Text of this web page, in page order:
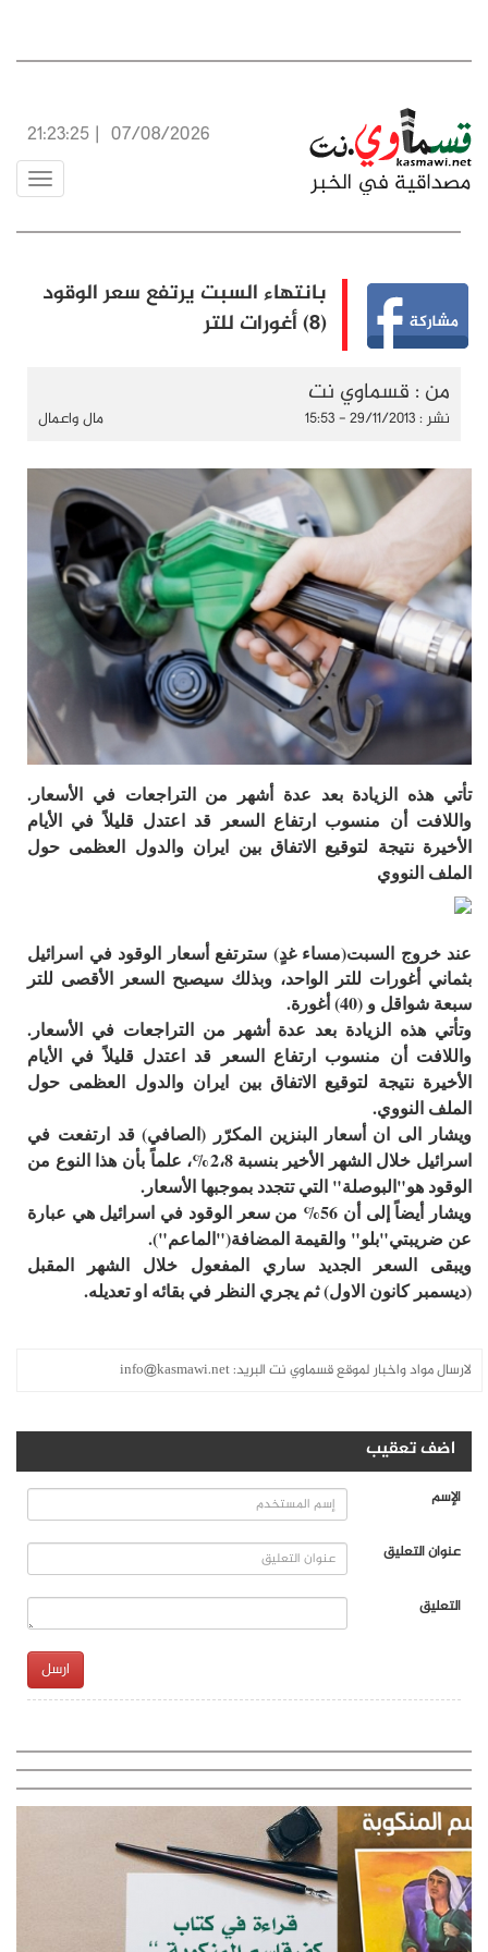
07/08/2026
|
21:23:25
Toggle
بانتهاء السبت يرتفع سعر الوقود
(8) أغورات للتر
من : قسماوي نت
نشر : 29/11/2013 - 15:53 مال واعمال
تأتي هذه الزيادة بعد عدة أشهر من التراجعات في الأسعار.
واللافت أن منسوب ارتفاع السعر قد اعتدل قليلاً في الأيام
الأخيرة نتيجة لتوقيع الاتفاق بين ايران والدول العظمى حول
الملف النووي
عند خروج السبت(مساء غدٍ) سترتفع أسعار الوقود في اسرائيل
بثماني أغورات للتر الواحد، وبذلك سيصبح السعر الأقصى للتر
سبعة شواقل و (40) أغورة.
وتأتي هذه الزيادة بعد عدة أشهر من التراجعات في الأسعار.
واللافت أن منسوب ارتفاع السعر قد اعتدل قليلاً في الأيام
الأخيرة نتيجة لتوقيع الاتفاق بين ايران والدول العظمى حول
الملف النووي.
ويشار الى ان أسعار البنزين المكرّر (الصافي) قد ارتفعت في
اسرائيل خلال الشهر الأخير بنسبة 2،8%، علماً بأن هذا النوع من
الوقود هو"البوصلة" التي تتجدد بموجبها الأسعار.
ويشار أيضاً إلى أن 56% من سعر الوقود في اسرائيل هي عبارة
عن ضريبتي"بلو" والقيمة المضافة("الماعم").
ويبقى السعر الجديد ساري المفعول خلال الشهر المقبل
(ديسمبر كانون الاول) ثم يجري النظر في بقائه او تعديله.
لارسال مواد واخبار لموقع قسماوي نت البريد:info@kasmawi.net
اضف تعقيب
الإسم
عنوان التعليق
التعليق
ارسل